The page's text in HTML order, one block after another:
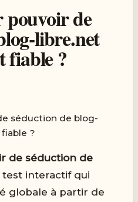
de
libre.net
fiable ?
séduction de blog-
?
de séduction de
interactif qui
globale à partir de